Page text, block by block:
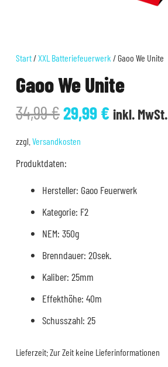
Start/XXL Batteriefeuerwerk / Gaoo We Unite
Gaoo We Unite
34,99€Ursprünglicher
Preis
war:
34,99 €
29,99€Aktueller
inkl. MwSt.
zzgl. Versandkosten
Produktdaten:
Hersteller: Gaoo Feuerwerk
Kategorie: F2
NEM: 350g
Brenndauer: 20sek.
Kaliber: 25mm
Effekthöhe: 40m
Schusszahl: 25
Lieferzeit:Zur Zeit keine Lieferinformationen